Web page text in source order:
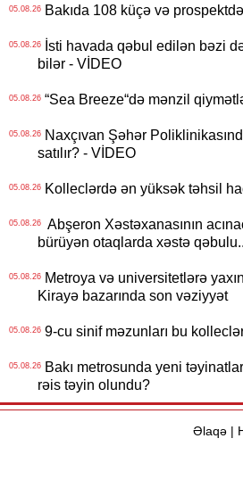
05.08.26Bakıda 108 küçə və
05.08.26İsti havada qəbul edilən bəzi
bilər - VİDEO
05.08.26“Sea Breeze“də mənzil
05.08.26Naxçıvan Şəhər
satılır? - VİDEO
05.08.26Kolleclərdə ən yüksək təhsil
05.08.26Abşeron Xəstəxanasının
bürüyən otaqlarda xəstə
05.08.26Metroya və universitetlərə
Kirayə bazarında son vəziyyət
05.08.269-cu sinif məzunları bu
05.08.26Bakı metrosunda yeni
rəis təyin olundu?
Əlaqə|